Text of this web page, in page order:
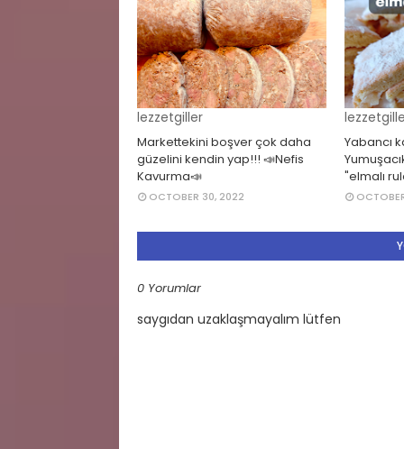
lezzetgiller
Markettekini boşver çok daha
güzelini kendin yap!!! 📣Nefis
Kavurma📣
OCTOBER 30, 2022
Yabancı
"elmalı
0 Yorumlar
saygıdan uzaklaşmayalım lütfen